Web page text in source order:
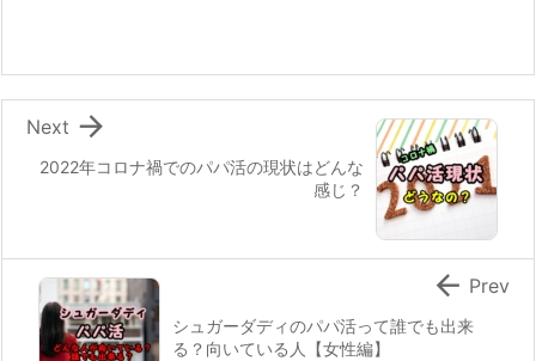
2022年コロナ禍でのパパ活の現状はどんな
感じ？

Next
シュガーダディのパパ活って誰でも出来
る？向いている人【女性編】
 Prev